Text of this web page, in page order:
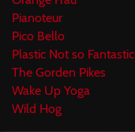
Pianoteur
Pico Bello
Plastic Not so Fantastic
The Gorden Pikes
Wake Up Yoga
Wild Hog